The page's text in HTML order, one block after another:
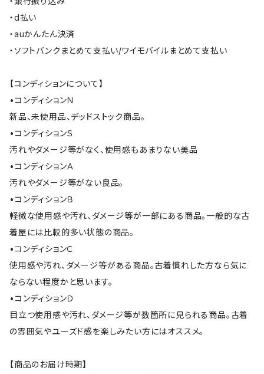
・d払い
・auかんたん決済
・ソフトバンクまとめて支払い/ワイモバイルまとめて支払い
【コンディションについて】
•コンディションＮ
新品、未使用品、デッドストック商品。
•コンディションＳ
汚れやダメージ等がなく、使用感もあまりない美品
•コンディションＡ
汚れやダメージ等がない良品。
•コンディションＢ
軽微な使用感や汚れ、ダメージ等が一部にある商品。一般的な古
着屋には比較的多い状態の商品。
•コンディションＣ
使用感や汚れ、ダメージ等がある商品。古着慣れした方なら気に
ならない程度かと思います。
•コンディションＤ
目立つ使用感や汚れ、ダメージ等が数箇所に見られる商品。古着
の雰囲気やユーズド感を楽しみたい方にはオススメ。
【商品のお届け時期】